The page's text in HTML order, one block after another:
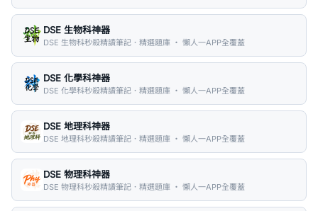
DSE 生物科神器
DSE 生物科秒殺精讀筆記．精選題庫 ・ 懶人一APP全覆蓋
DSE 化學科神器
DSE 化學科秒殺精讀筆記．精選題庫 ・ 懶人一APP全覆蓋
DSE 地理科神器
DSE 地理科秒殺精讀筆記．精選題庫 ・ 懶人一APP全覆蓋
DSE 物理科神器
DSE 物理科秒殺精讀筆記．精選題庫 ・ 懶人一APP全覆蓋